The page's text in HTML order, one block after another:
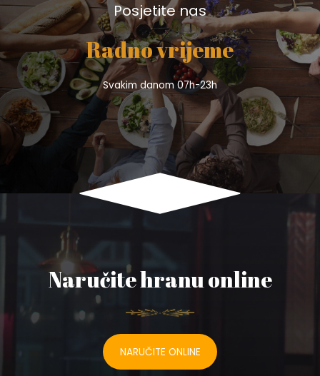
Posjetite nas
Radno vrijeme
Svakim danom 07h-23h
Naručite hranu online
NARUČITE ONLINE